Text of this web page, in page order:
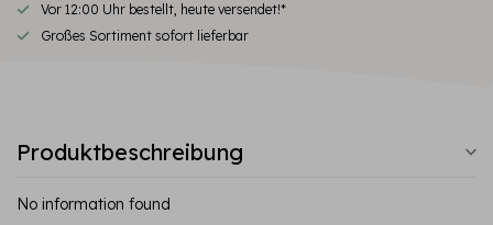
Vor 12:00 Uhr bestellt, heute versendet!*
Großes Sortiment sofort lieferbar
Produktbeschreibung
No information found